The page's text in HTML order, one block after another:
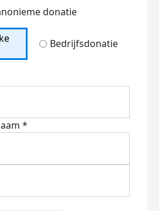
donatie
Bedrijfsdonatie
*